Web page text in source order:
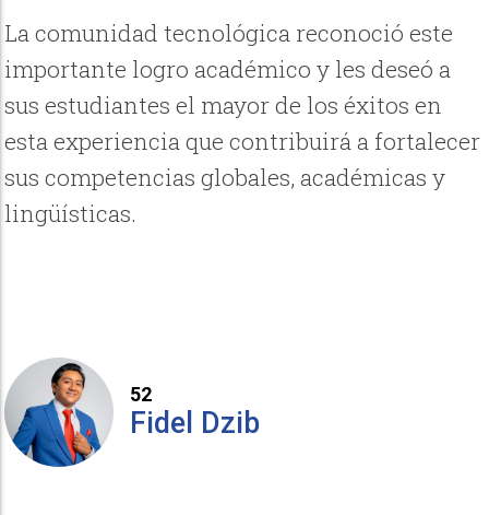
La comunidad tecnológica reconoció este
importante logro académico y les deseó a
sus estudiantes el mayor de los éxitos en
esta experiencia que contribuirá a fortalecer
sus competencias globales, académicas y
lingüísticas.
52
Fidel Dzib